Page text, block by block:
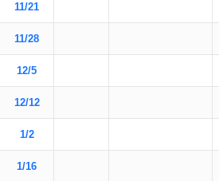
11/21
11/28
12/5
12/12
1/2
1/16